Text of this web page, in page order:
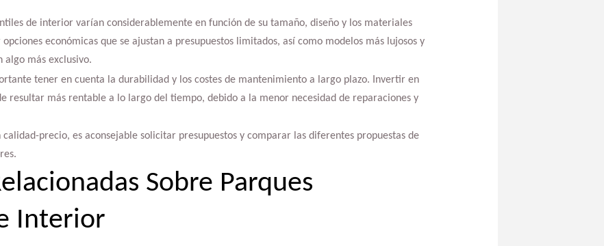
de interior varían considerablemente en función de su tamaño, diseño y los materiales
económicas que se ajustan a presupuestos limitados, así como modelos más lujosos y
algo más exclusivo.
tener en cuenta la durabilidad y los costes de mantenimiento a largo plazo. Invertir en
resultar más rentable a lo largo del tiempo, debido a la menor necesidad de reparaciones y
precio, es aconsejable solicitar presupuestos y comparar las diferentes propuestas de
Sobre Parques
Interior